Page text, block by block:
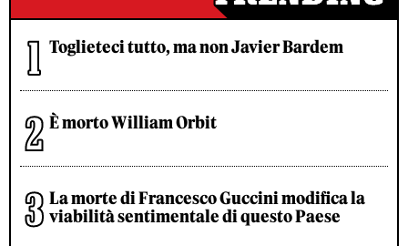
Toglieteci tutto, ma non Javier Bardem
È morto William Orbit
La morte di Francesco Guccini modifica la
viabilità sentimentale di questo Paese